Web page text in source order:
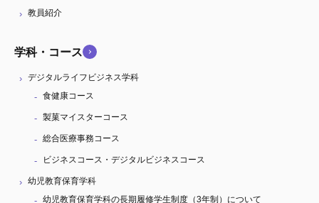
教員紹介
学科・コース
デジタルライフビジネス学科
食健康コース
製菓マイスターコース
総合医療事務コース
ビジネスコース・デジタルビジネスコース
幼児教育保育学科
幼児教育保育学科の長期履修学生制度（3年制）について